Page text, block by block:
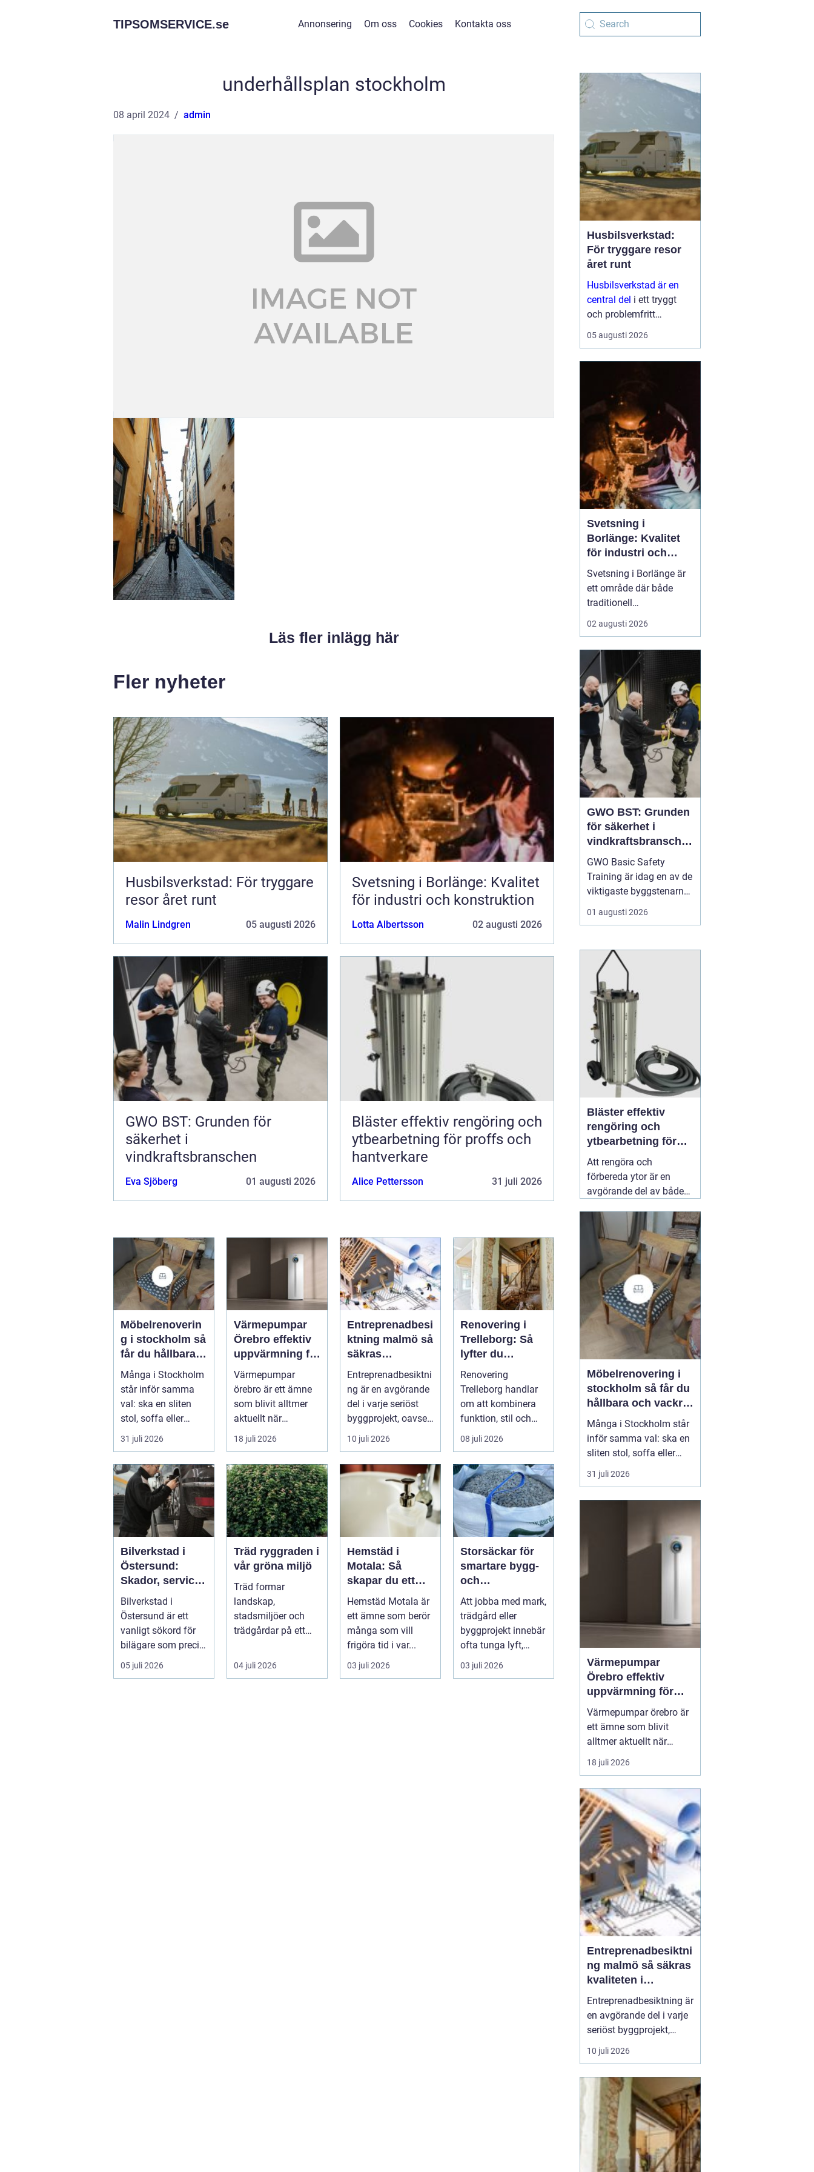
TIPSOMSERVICE.se Annonsering Om oss Cookies Kontakta oss
underhållsplan stockholm
08 april 2024 admin
Läs fler inlägg här
Fler nyheter
Husbilsverkstad: För tryggare
resor året runt
Malin Lindgren 05 augusti 2026
Svetsning i Borlänge: Kvalitet
för industri och konstruktion
Lotta Albertsson 02 augusti 2026
GWO BST: Grunden för
säkerhet i
vindkraftsbranschen
Eva Sjöberg 01 augusti 2026
Bläster effektiv rengöring och
ytbearbetning för proffs och
hantverkare
Alice Pettersson 31 juli 2026
Möbelrenoverin
g i stockholm så
får du hållbara
och vackra
möbler
Många i Stockholm
står inför samma
val: ska en sliten
stol, soffa eller
fåtölj slängas,
säljas billi...
31 juli 2026
Värmepumpar
Örebro effektiv
uppvärmning för
hus och
fastigheter
Värmepumpar
örebro är ett ämne
som blivit alltmer
aktuellt när
energipriser stiger
och fler vill sän...
18 juli 2026
Entreprenadbesi
ktning malmö så
säkras
kvaliteten i
byggprojekt
Entreprenadbesiktni
ng är en avgörande
del i varje seriöst
byggprojekt, oavsett
om det handlar om
en ...
10 juli 2026
Renovering i
Trelleborg: Så
lyfter du
hemmet på ett
smart sätt
Renovering
Trelleborg handlar
om att kombinera
funktion, stil och
långsiktig ekonomi i
samma p...
08 juli 2026
Bilverkstad i
Östersund:
Skador, service
och smarta val
för din bil
Bilverkstad i
Östersund är ett
vanligt sökord för
bilägare som precis
f&ari...
05 juli 2026
Träd ryggraden i
vår gröna miljö
Träd formar
landskap,
stadsmiljöer och
trädgårdar på ett
växter klarar. De ger
sku...
04 juli 2026
Hemstäd i
Motala: Så
skapar du ett
rent hem utan
stress
Hemstäd Motala är
ett ämne som berör
många som vill
frigöra tid i var...
03 juli 2026
Storsäckar för
smartare bygg-
och
trädgårdsprojekt
Att jobba med mark,
trädgård eller
byggprojekt innebär
ofta tunga lyft,
mycket logis...
03 juli 2026
Husbilsverkstad:
För tryggare resor
året runt
Husbilsverkstad är en
central del i ett tryggt
och problemfritt
husbilsliv. När en husbil
används som både
05 augusti 2026
Svetsning i
Borlänge: Kvalitet
för industri och
konstruktion
Svetsning i Borlänge är
ett område där både
traditionell
verkstadsindustri och
moderna
möts. I takt med att
kraven på hållbara
lösningar och hög
produktionssäkerhet ö...
02 augusti 2026
GWO BST: Grunden
för säkerhet i
vindkraftsbransche
n
GWO Basic Safety
Training är idag en av de
viktigaste byggstenarna
för alla som vill arbeta
professionellt inom
skapar en gemensam
säkerhetsnivå i en
bransch där jobbet ofta
sker långt frå...
01 augusti 2026
Bläster effektiv
rengöring och
ytbearbetning för
proffs och
hantverkare
Att rengöra och
förbereda ytor är en
avgörande del av både
renovering. Färg, rost,
smuts och gamla
beläggningar gör att
material åldras snabbare
och försämrar
slutresultatet vid
målning eller annan
behandling. Här31 juli
Möbelrenovering i
stockholm så får du
hållbara och vackra
möbler
Många i Stockholm står
inför samma val: ska en
sliten stol, soffa eller
fåtölj slängas, säljas
billigt eller renoveras?
möbelrenovering istället
för nyköp. Resultatet blir
ofta både mer personligt,
31 juli 2026
Värmepumpar
Örebro effektiv
uppvärmning för
hus och fastigheter
Värmepumpar örebro är
ett ämne som blivit
alltmer aktuellt när
energipriser stiger och
fler vill sänka sina
samtidigt som
klimatpåverkan minskar.
Många villaägare och
fastighetsägare i
regionen tittar på hur de
kan byta från direktver...
18 juli 2026
Entreprenadbesiktni
ng malmö så säkras
kvaliteten i
byggprojekt
Entreprenadbesiktning är
en avgörande del i varje
seriöst byggprojekt,
oavsett om det handlar
om en mindre
större
bostadsrättsförening
som byggs om. Syftet är
att få en oberoende och
professionell granskning
av entreprenaden ...
10 juli 2026